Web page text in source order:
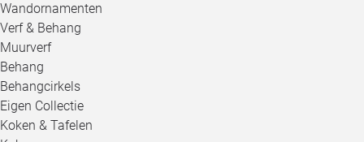
Wandornamenten
Verf & Behang
Muurverf
Behang
Behangcirkels
Eigen Collectie
Koken & Tafelen